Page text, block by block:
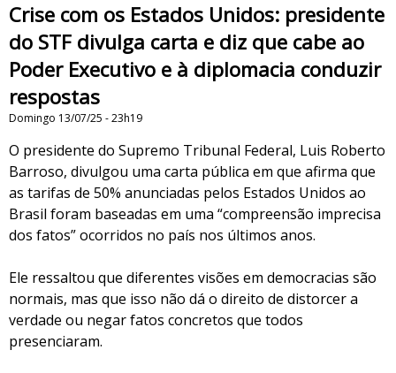
Crise com os Estados Unidos: presidente
do STF divulga carta e diz que cabe ao
Poder Executivo e à diplomacia conduzir
respostas
Domingo 13/07/25 - 23h19
O presidente do Supremo Tribunal Federal, Luis Roberto
Barroso, divulgou uma carta pública em que afirma que
as tarifas de 50% anunciadas pelos Estados Unidos ao
Brasil foram baseadas em uma “compreensão imprecisa
dos fatos” ocorridos no país nos últimos anos.
Ele ressaltou que diferentes visões em democracias são
normais, mas que isso não dá o direito de distorcer a
verdade ou negar fatos concretos que todos
presenciaram.